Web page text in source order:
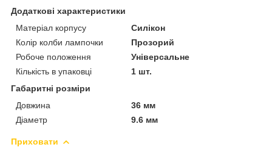
Додаткові характеристики
Матеріал корпусу
Силікон
Колір колби лампочки
Прозорий
Робоче положення
Універсальне
Кількість в упаковці
1 шт.
Габаритні розміри
Довжина
36 мм
Діаметр
9.6 мм
Приховати